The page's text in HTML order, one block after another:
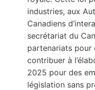
industries, aux
Canadiens
secrétariat du
partenariats pour
contribuer à
2025 pour des
législation sans